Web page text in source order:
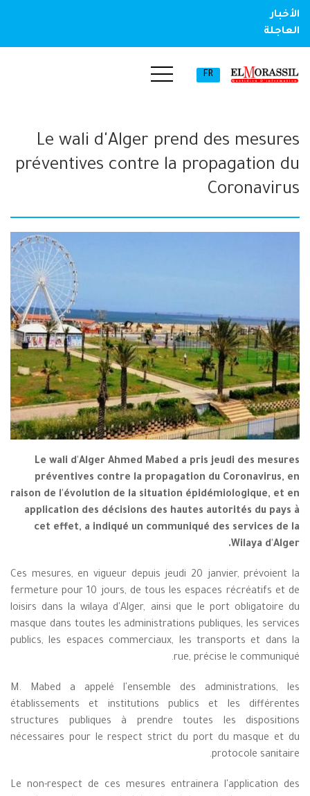
الأخبار
العاجلة
FR
Le wali d'Alger prend des mesures
préventives contre la propagation du
Coronavirus
Le wali d'Alger Ahmed Mabed a pris jeudi des mesures
préventives contre la propagation du Coronavirus, en
raison de l'évolution de la situation épidémiologique, et en
application des décisions des hautes autorités du pays à
cet effet, a indiqué un communiqué des services de la
Wilaya d'Alger.
Ces mesures, en vigueur depuis jeudi 20 janvier, prévoient la
fermeture pour 10 jours, de tous les espaces récréatifs et de
loisirs dans la wilaya d'Alger, ainsi que le port obligatoire du
masque dans toutes les administrations publiques, les services
publics, les espaces commerciaux, les transports et dans la
rue, précise le communiqué.
M. Mabed a appelé l'ensemble des administrations, les
établissements et institutions publics et les différentes
structures publiques à prendre toutes les dispositions
nécessaires pour le respect strict du port du masque et du
protocole sanitaire.
Le non-respect de ces mesures entrainera l'application des